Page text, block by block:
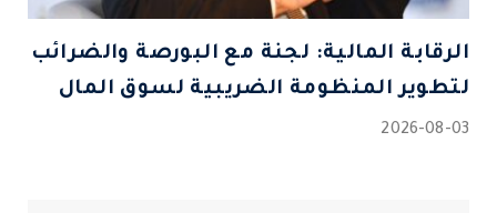
الرقابة المالية: لجنة مع البورصة والضرائب
لتطوير المنظومة الضريبية لسوق المال
2026-08-03